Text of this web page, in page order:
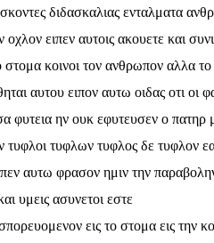
διδασκαλιας ενταλματα
ειπεν αυτοις ακουετε και
στομα κοινοι τον ανθρωπον αλλα
αυτου ειπον αυτω οιδας οτι οι
φυτεια ην ουκ εφυτευσεν ο πατηρ
τυφλοι τυφλων τυφλος δε τυφλον
αυτω φρασον ημιν την
υμεις ασυνετοι εστε
εις το στομα εις την